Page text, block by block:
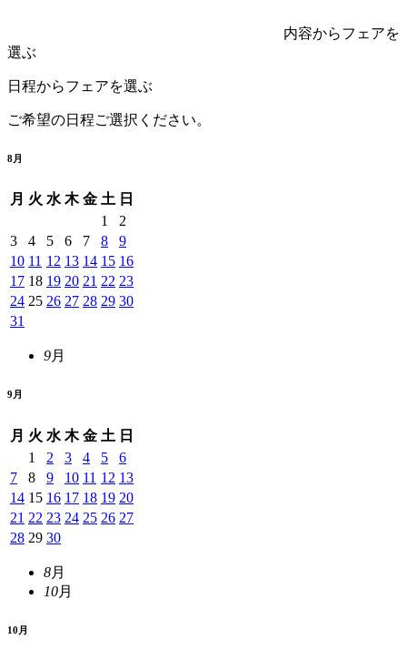
内容からフェアを
選ぶ
日程からフェアを選ぶ
ご希望の日程ご選択ください。
8月
月 火 水 木 金 土 日
1
2
3
4 5 6 7 8
9
10 11 12 13 14 15 16
17 18 19 20 21 22 23
24 25 26 27 28 29 30
31
9月
9月
月 火 水 木 金 土 日
1
2 3 4 5
6
7
8 9 10 11 12 13
14 15 16 17 18 19 20
21 22 23 24 25 26 27
28 29 30
8月
10月
10 月